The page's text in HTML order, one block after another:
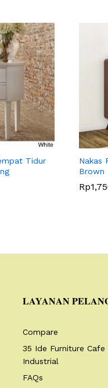
Tidur
Nakas
Brown
Rp
LAYANAN
Compare
35 Ide Furniture Cafe
Industrial
FAQs